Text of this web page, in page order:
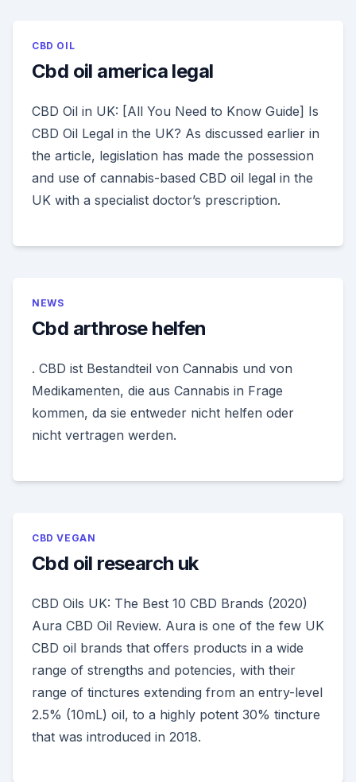
CBD OIL
Cbd oil america legal
CBD Oil in UK: [All You Need to Know Guide] Is
CBD Oil Legal in the UK? As discussed earlier in
the article, legislation has made the possession
and use of cannabis-based CBD oil legal in the
UK with a specialist doctor’s prescription.
NEWS
Cbd arthrose helfen
​. CBD ist Bestandteil von Cannabis und von
Medikamenten, die aus Cannabis in Frage
kommen, da sie entweder nicht helfen oder
nicht vertragen werden.
CBD VEGAN
Cbd oil research uk
CBD Oils UK: The Best 10 CBD Brands (2020)
Aura CBD Oil Review. Aura is one of the few UK
CBD oil brands that offers products in a wide
range of strengths and potencies, with their
range of tinctures extending from an entry-level
2.5% (10mL) oil, to a highly potent 30% tincture
that was introduced in 2018.